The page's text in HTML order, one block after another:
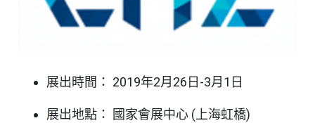
展出時間： 2019年2月26日-3月1日
展出地點： 國家會展中心 (上海虹橋)